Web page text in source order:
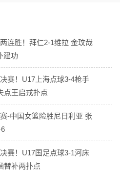
连胜！拜仁2-1维拉 金玟哉
建功
赛！U17上海点球3-4枪手
点王启戎扑点
-中国女篮险胜尼日利亚 张
赛！U17国足点球3-1河床
替补两扑点